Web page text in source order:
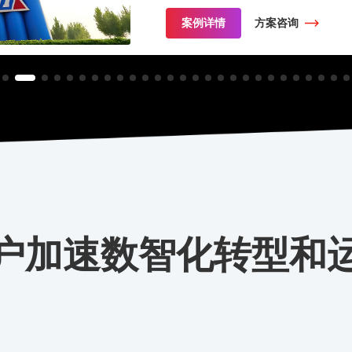
案例详情 方案咨询
加速数智化转型和